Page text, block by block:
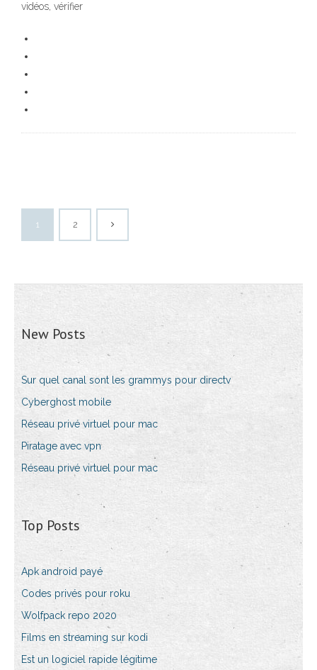
vidéos, vérifier
1 2
New Posts
Sur quel canal sont les grammys pour directv
Cyberghost mobile
Réseau privé virtuel pour mac
Piratage avec vpn
Réseau privé virtuel pour mac
Top Posts
Apk android payé
Codes privés pour roku
Wolfpack repo 2020
Films en streaming sur kodi
Est un logiciel rapide légitime